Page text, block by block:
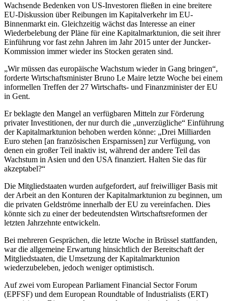
Wachsende Bedenken von US-Investoren fließen in eine breitere
EU-Diskussion über Reibungen im Kapitalverkehr im EU-
Binnenmarkt ein. Gleichzeitig wächst das Interesse an einer
Wiederbelebung der Pläne für eine Kapitalmarktunion, die seit ihrer
Einführung vor fast zehn Jahren im Jahr 2015 unter der Juncker-
Kommission immer wieder ins Stocken geraten sind.
„Wir müssen das europäische Wachstum wieder in Gang bringen“,
forderte Wirtschaftsminister Bruno Le Maire letzte Woche bei einem
informellen Treffen der 27 Wirtschafts- und Finanzminister der EU
in Gent.
Er beklagte den Mangel an verfügbaren Mitteln zur Förderung
privater Investitionen, der nur durch die „unverzügliche“ Einführung
der Kapitalmarktunion behoben werden könne: „Drei Milliarden
Euro stehen [an französischen Ersparnissen] zur Verfügung, von
denen ein großer Teil inaktiv ist, während der andere Teil das
Wachstum in Asien und den USA finanziert. Halten Sie das für
akzeptabel?“
Die Mitgliedstaaten wurden aufgefordert, auf freiwilliger Basis mit
der Arbeit an den Konturen der Kapitalmarktunion zu beginnen, um
die privaten Geldströme innerhalb der EU zu vereinfachen. Dies
könnte sich zu einer der bedeutendsten Wirtschaftsreformen der
letzten Jahrzehnte entwickeln.
Bei mehreren Gesprächen, die letzte Woche in Brüssel stattfanden,
war die allgemeine Erwartung hinsichtlich der Bereitschaft der
Mitgliedstaaten, die Umsetzung der Kapitalmarktunion
wiederzubeleben, jedoch weniger optimistisch.
Auf zwei vom European Parliament Financial Sector Forum
(EPFSF) und dem European Roundtable of Industrialists (ERT)